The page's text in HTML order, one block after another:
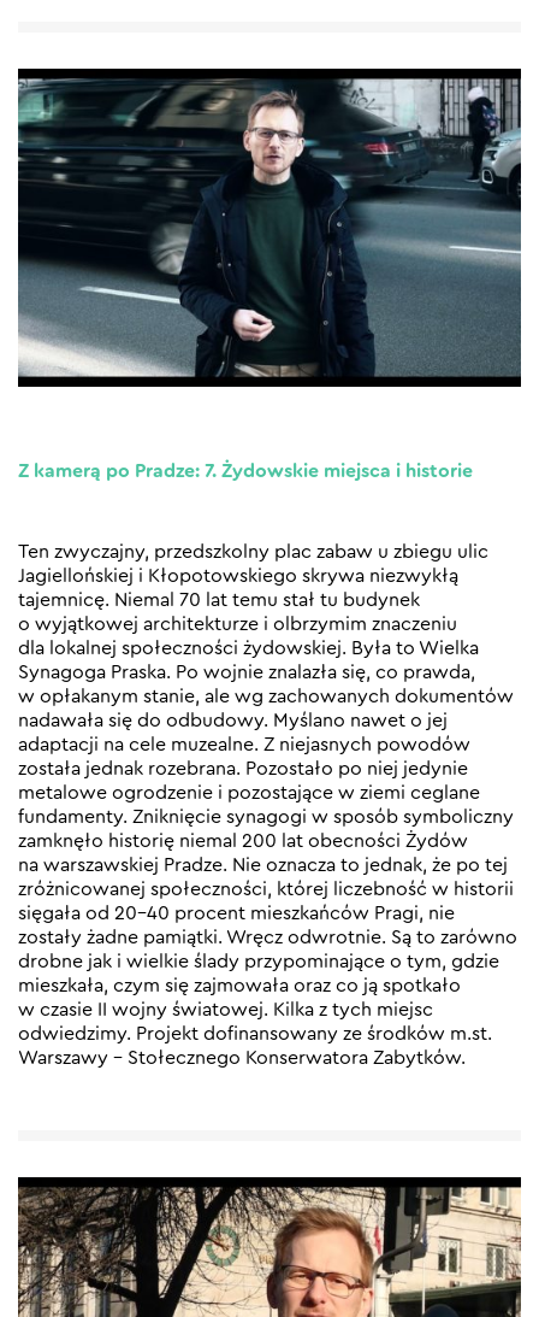
Z kamerą po Pradze: 7. Żydowskie miejsca i historie
Ten zwyczajny, przedszkolny plac zabaw u zbiegu ulic
Jagiellońskiej i Kłopotowskiego skrywa niezwykłą
tajemnicę. Niemal 70 lat temu stał tu budynek
o wyjątkowej architekturze i olbrzymim znaczeniu
dla lokalnej społeczności żydowskiej. Była to Wielka
Synagoga Praska. Po wojnie znalazła się, co prawda,
w opłakanym stanie, ale wg zachowanych dokumentów
nadawała się do odbudowy. Myślano nawet o jej
adaptacji na cele muzealne. Z niejasnych powodów
została jednak rozebrana. Pozostało po niej jedynie
metalowe ogrodzenie i pozostające w ziemi ceglane
fundamenty. Zniknięcie synagogi w sposób symboliczny
zamknęło historię niemal 200 lat obecności Żydów
na warszawskiej Pradze. Nie oznacza to jednak, że po tej
zróżnicowanej społeczności, której liczebność w historii
sięgała od 20-40 procent mieszkańców Pragi, nie
zostały żadne pamiątki. Wręcz odwrotnie. Są to zarówno
drobne jak i wielkie ślady przypominające o tym, gdzie
mieszkała, czym się zajmowała oraz co ją spotkało
w czasie II wojny światowej. Kilka z tych miejsc
odwiedzimy. Projekt dofinansowany ze środków m.st.
Warszawy – Stołecznego Konserwatora Zabytków.